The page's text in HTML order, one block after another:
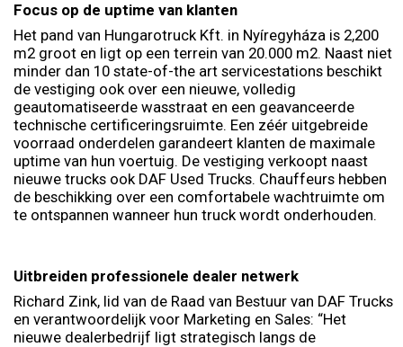
Focus op de uptime van klanten
Het pand van Hungarotruck Kft. in Nyíregyháza is 2,200
m2 groot en ligt op een terrein van 20.000 m2. Naast niet
minder dan 10 state-of-the art servicestations beschikt
de vestiging ook over een nieuwe, volledig
geautomatiseerde wasstraat en een geavanceerde
technische certificeringsruimte. Een zéér uitgebreide
voorraad onderdelen garandeert klanten de maximale
uptime van hun voertuig. De vestiging verkoopt naast
nieuwe trucks ook DAF Used Trucks. Chauffeurs hebben
de beschikking over een comfortabele wachtruimte om
te ontspannen wanneer hun truck wordt onderhouden.
Uitbreiden professionele dealer netwerk
Richard Zink, lid van de Raad van Bestuur van DAF Trucks
en verantwoordelijk voor Marketing en Sales: “Het
nieuwe dealerbedrijf ligt strategisch langs de